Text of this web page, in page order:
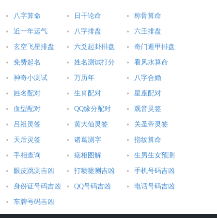
在人类社会中，协调与平衡也是重要的原则。各个行业、把部门
与机构之间的协作与合作，可以实现条件 的优化利用与效益最大
化。**、企业、公众等各方的关系协调与平衡，也是社会稳定与
4 - 实现日元搭配与谐的重要性
实现日元搭配与谐对于对象的发展与变化至关重要。只有对象间
的搭配与谐，才能够相互补充、看提高效益，从而实现优点 互补
与共同进步。
用。与谐的环境与关系能够降低紧张与压力，提升人们的生活质
量与幸福感。而日元不搭、把搭配不与谐则可能造成冲突、压力
与不稳定。
八字算命 日干论命 称骨算命
近一年运气 八字排盘 六壬排盘
玄空飞星排盘 六爻起卦排盘 奇门遁甲排盘
免费起名 姓名测试打分 看风水算命
神奇小测试 万历年 八字合婚
姓名配对 生肖配对 星座配对
血型配对 QQ缘分配对 观音灵签
吕祖灵签 黄大仙灵签 关圣帝灵签
天后灵签 诸葛测字 指纹算命
手相查询 痣相图解 生男生女预测
眼皮跳测吉凶 打喷嚏测吉凶 手机号码吉凶
身份证号码吉凶 QQ号码吉凶 电话号码吉凶
车牌号码吉凶